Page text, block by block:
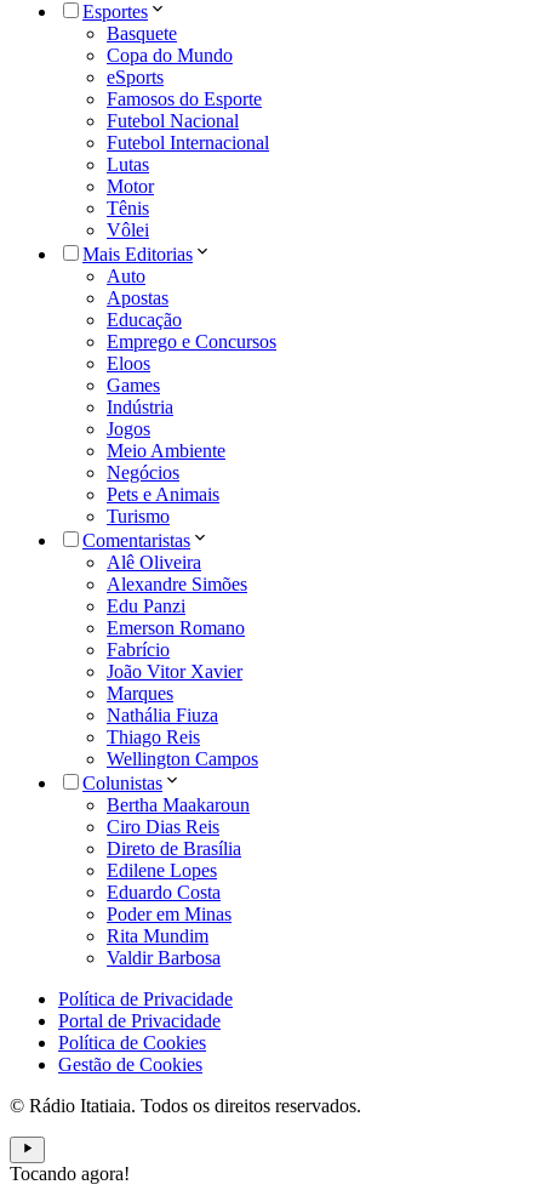
Esportes
Basquete
Copa do Mundo
eSports
Famosos do Esporte
Futebol Nacional
Futebol Internacional
Lutas
Motor
Tênis
Vôlei
Mais Editorias
Auto
Apostas
Educação
Emprego e Concursos
Eloos
Games
Indústria
Jogos
Meio Ambiente
Negócios
Pets e Animais
Turismo
Comentaristas
Alê Oliveira
Alexandre Simões
Edu Panzi
Emerson Romano
Fabrício
João Vitor Xavier
Marques
Nathália Fiuza
Thiago Reis
Wellington Campos
Colunistas
Bertha Maakaroun
Ciro Dias Reis
Direto de Brasília
Edilene Lopes
Eduardo Costa
Poder em Minas
Rita Mundim
Valdir Barbosa
Política de Privacidade
Portal de Privacidade
Política de Cookies
Gestão de Cookies
© Rádio Itatiaia. Todos os direitos reservados.
Tocando agora!